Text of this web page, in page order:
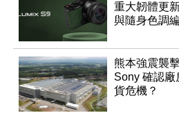
重大韌體更
與隨身色調
熊本強震襲
Sony 確認廠
貨危機？